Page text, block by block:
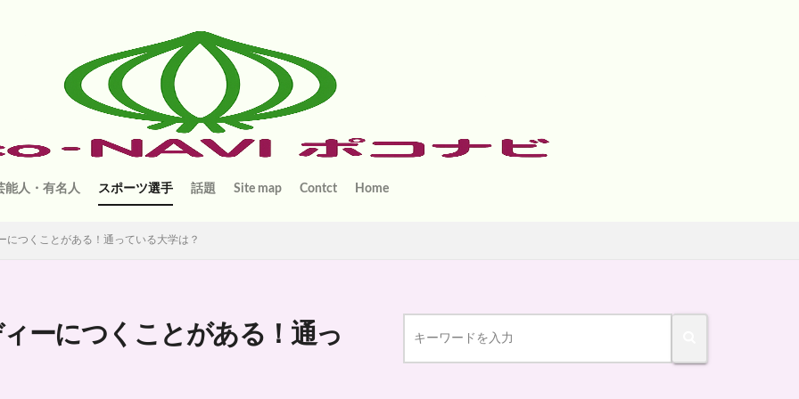
能人・有名人 スポーツ選手 話題 Site map Contct Home
につくことがある！通っている大学は？
ーにつくことがある！通っ